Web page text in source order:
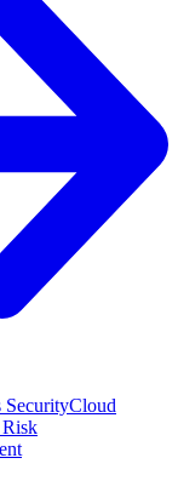
SecurityCloud
Risk